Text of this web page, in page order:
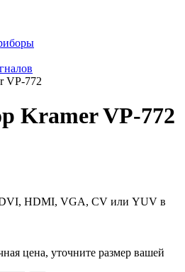
VP-772
Kramer VP-772
HDMI, VGA, CV или YUV в
цена, уточните размер вашей